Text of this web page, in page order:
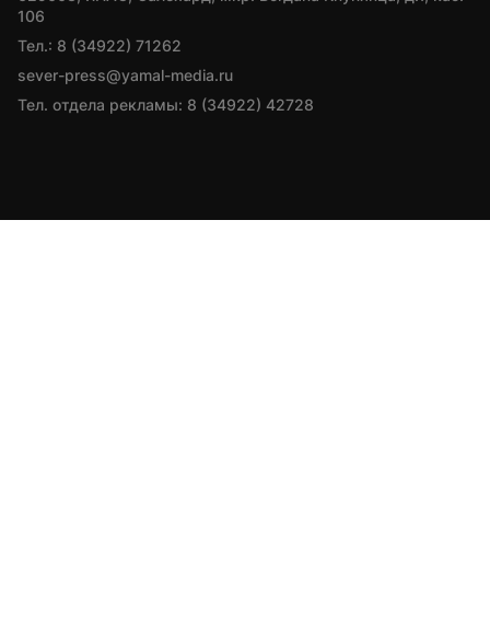
106
Тел.: 8 (34922) 71262
sever-press@yamal-media.ru
Тел. отдела рекламы: 8 (34922) 42728